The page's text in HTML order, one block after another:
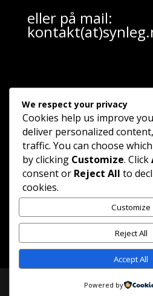
eller på mail:
Designet avElegant
We respect your privacy
Cookies help us improve
deliver personalized
traffic. You can choose
by clicking Customize. Click
consent or Reject All to
cookies.
Customize
Reject All
Accept All
Powered by